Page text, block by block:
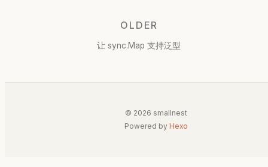
OLDER
让 sync.Map 支持泛型
© 2026 smallnest
Powered by Hexo